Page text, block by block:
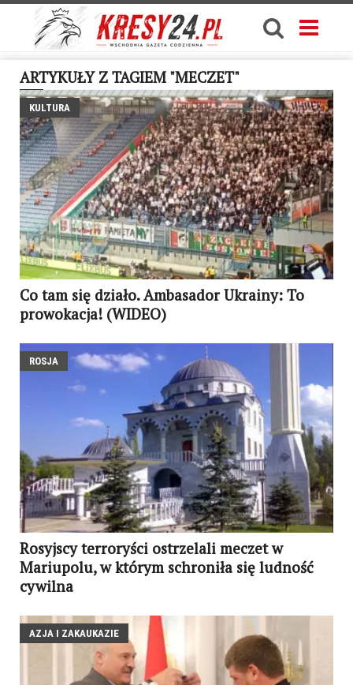
ARTYKUŁY Z TAGIEM "MECZET"
KULTURA
Co tam się działo. Ambasador Ukrainy: To
prowokacja! (WIDEO)
ROSJA
Rosyjscy terroryści ostrzelali meczet w
Mariupolu, w którym schroniła się ludność
cywilna
AZJA I ZAKAUKAZIE